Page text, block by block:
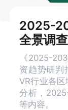
2025-
全景调
《2025-
资趋势研判
VR行业各
分析，
等内容。